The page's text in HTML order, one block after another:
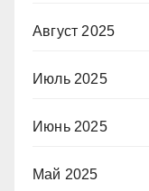
Август 2025
Июль 2025
Июнь 2025
Май 2025